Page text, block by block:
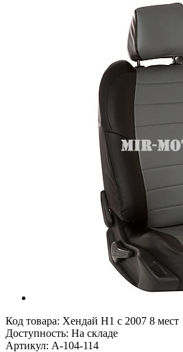
Код товара: Хендай Н1 с 2007 8 мест
Доступность: На складе
Артикул: A-104-114